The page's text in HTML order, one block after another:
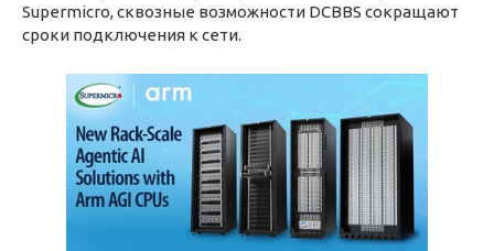
Supermicro, сквозные возможности DCBBS сокращают
сроки подключения к сети.